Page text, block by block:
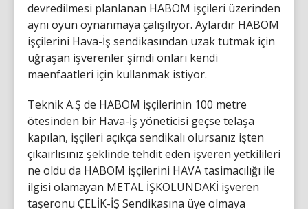
devredilmesi planlanan HABOM işçileri üzerinden
aynı oyun oynanmaya çalışılıyor. Aylardır HABOM
işçilerini Hava-İş sendikasından uzak tutmak için
uğraşan işverenler şimdi onları kendi
maenfaatleri için kullanmak istiyor.
Teknik A.Ş de HABOM işçilerinin 100 metre
ötesinden bir Hava-İş yöneticisi geçse telaşa
kapılan, işçileri açıkça sendikalı olursanız işten
çıkaırlısınız şeklinde tehdit eden işveren yetkilileri
ne oldu da HABOM işçilerini HAVA tasimacılığı ile
ilgisi olamayan METAL İŞKOLUNDAKİ işveren
taşeronu ÇELİK-İŞ Sendikasına üye olmaya